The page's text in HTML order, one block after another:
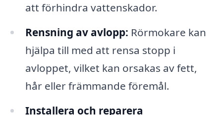
att förhindra vattenskador.
Rensning av avlopp: Rörmokare kan
hjälpa till med att rensa stopp i
avloppet, vilket kan orsakas av fett,
hår eller främmande föremål.
Installera och reparera